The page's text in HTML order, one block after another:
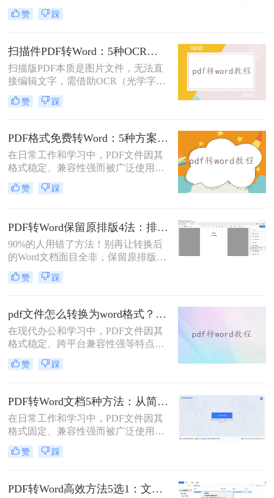
行编辑、修改或进一步处理。然而，
市面上许多PDF转Word工具都需要付
钱呢？本文将介绍几种不花钱的常用
方法，帮助您轻松实现PDF到Word的
转换。
赞 踩
扫描件PDF转Word：5种OCR方案的识别精度和速度对比！
扫描版PDF本质是图片文件，无法直
接编辑文字，需借助OCR（光学字符
识别）技术提取文字并转换为可编辑
的Word格式。那么扫描pdf怎么转换
5种主流方案，助您高效完成转换。
赞 踩
PDF格式免费转Word：5种方案的速度、精度、文件限制对比！
在日常工作和学习中，PDF文件因其
格式稳定、兼容性强而被广泛使用。
然而，当需要对PDF内容进行编辑
时，很多人会遇到困难。此时，将
换成word"这一常见需求，本文将为
您详细介绍五种安全、高效且完全免
费的转换方法，帮助您轻松实现格式
转换。
赞 踩
PDF转Word保留原排版4法：排版优先模式、OCR选项和格式修复全流程！
90%的人用错了方法！别再让转换后
的Word文档面目全非，保留原排版的
秘密就在这里。“这表格怎么全乱
了？”、“字体全变了，我还得一个个
PDF转为Word文档时，最崩溃的瞬
间。一份精心排版的PDF报告，转换
后却变成需要“二次加工”的混乱文
档，不仅浪费时间，更可能引发关键
信息错漏的风险。那么pdf转word怎么
保留原排版呢？
赞 踩
pdf文件怎么转换为word格式？这3种转换方法可以尝试下！
在现代办公和学习中，PDF文件因其
格式稳定、跨平台兼容性强等特点而
被广泛使用。然而，当需要编辑PDF
文件中的内容时，将其转换为Word格
换为word格式呢？本文将介绍三种简
单实用的方法，帮助您轻松将PDF文
件转换为Word格式。
赞 踩
PDF转Word文档5种方法：从简单复制到专业软件的适用范围！
在日常工作和学习中，PDF文件因其
格式固定、兼容性强而被广泛使用。
然而，PDF的静态特性也带来了编辑
困难的问题。为了便于修改和协作，
许多用户的刚需。那么pdf怎么转换成
word文档呢？本文将详细介绍五种常
赞 踩
PDF转Word高效方法5选1：文件大小和类型决定用哪个！